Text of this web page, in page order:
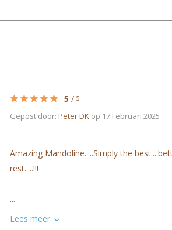
5 /5
Gepost door:Peter DK op 17 Februari 2025
Amazing Mandoline.....Simply the
rest.....!!!
...
Lees meer